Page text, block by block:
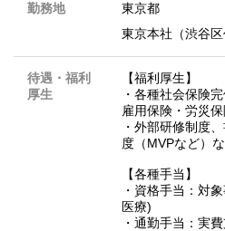
勤務地
東京都
東京本社（渋谷区
待遇・福利
厚生
【福利厚生】
・各種社会保険
雇用保険・労災保
・外部研修制度
度（MVPなど）
【各種手当】
・資格手当：対
医療)
・通勤手当：実